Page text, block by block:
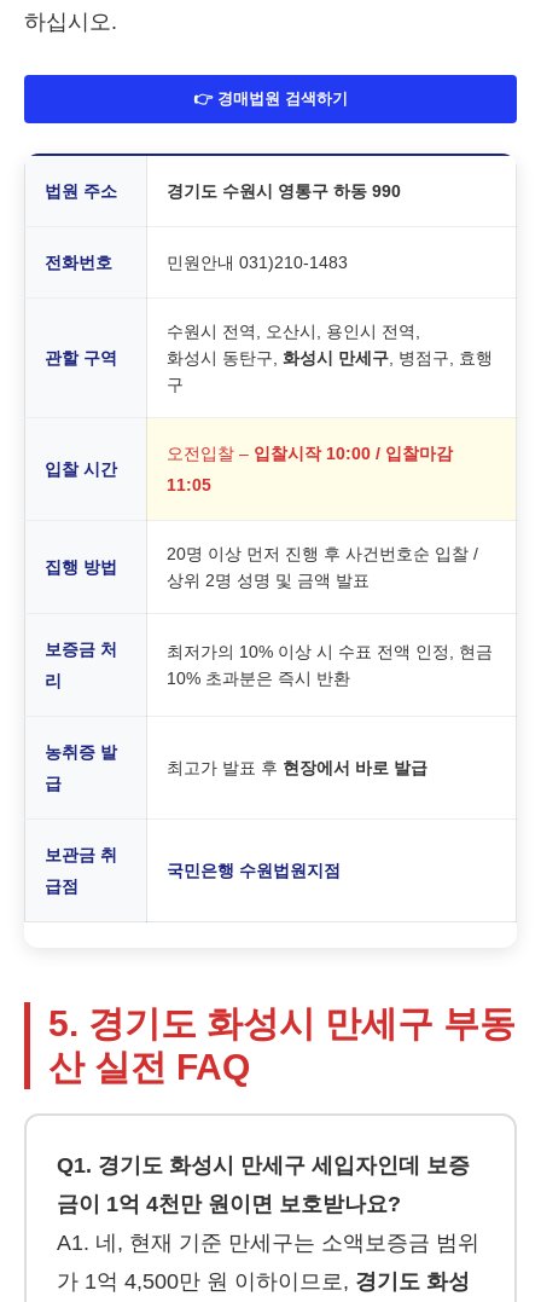
하십시오.
👉 경매법원 검색하기
법원 주소 경기도 수원시 영통구 하동 990
전화번호 민원안내 031)210-1483
관할 구역
수원시 전역, 오산시, 용인시 전역,
화성시 동탄구, 화성시 만세구, 병점구, 효행
구
입찰 시간
오전입찰 – 입찰시작 10:00 / 입찰마감
11:05
집행 방법
20명 이상 먼저 진행 후 사건번호순 입찰 /
상위 2명 성명 및 금액 발표
보증금 처
리
최저가의 10% 이상 시 수표 전액 인정, 현금
10% 초과분은 즉시 반환
농취증 발
급
최고가 발표 후 현장에서 바로 발급
보관금 취
급점
국민은행 수원법원지점
5. 경기도 화성시 만세구 부동
산 실전 FAQ
Q1. 경기도 화성시 만세구 세입자인데 보증
금이 1억 4천만 원이면 보호받나요?
A1. 네, 현재 기준 만세구는 소액보증금 범위
가 1억 4,500만 원 이하이므로, 경기도 화성